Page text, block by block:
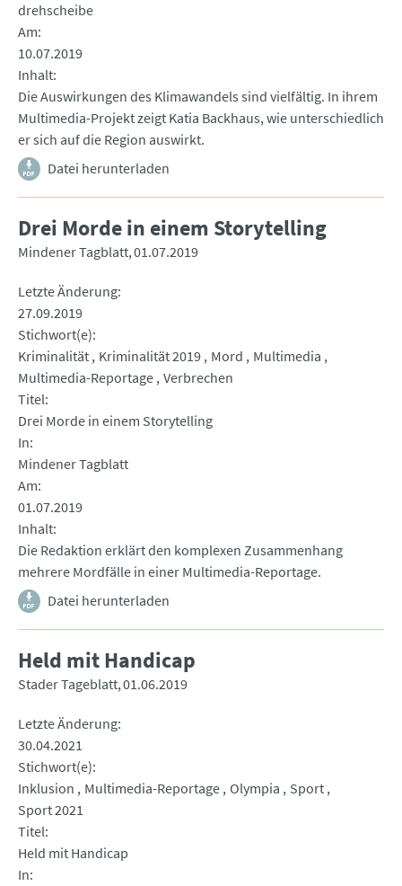
drehscheibe
Am
10.07.2019
Inhalt
Die Auswirkungen des Klimawandels sind vielfältig. In ihrem
Multimedia-Projekt zeigt Katia Backhaus, wie unterschiedlich
er sich auf die Region auswirkt.
Datei herunterladen
Drei Morde in einem Storytelling
Mindener Tagblatt 01.07.2019
Letzte Änderung
27.09.2019
Stichwort(e)
Kriminalität Kriminalität 2019 Mord
Multimedia
Multimedia-Reportage Verbrechen
Titel
Drei Morde in einem Storytelling
In
Mindener Tagblatt
Am
01.07.2019
Inhalt
Die Redaktion erklärt den komplexen Zusammenhang
mehrere Mordfälle in einer Multimedia-Reportage.
Datei herunterladen
Held mit Handicap
Stader Tageblatt 01.06.2019
Letzte Änderung
30.04.2021
Stichwort(e)
Inklusion
Multimedia-Reportage Olympia
Sport
Sport 2021
Titel
Held mit Handicap
In